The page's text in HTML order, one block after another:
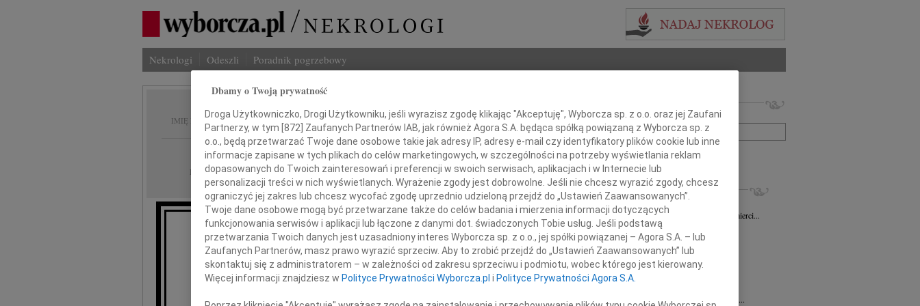
Nekrologi Odeszli Poradnik pogrzebowy
IMIĘ I NAZWISKO: Alicja Bisztyga
REGION: Łódź
DATA EMISJI: 11.10.2010
Z ogromnym smutkiem i zaskoczeniem
przyjęliśmy wiadomość o niespodziewanej śmierci
naszej Koleżanki
Imię i nazwisko lub numer ogłoszenia:
+ szukanie zaawansowane
INNE NEKROLOGI
Tadeusz Gapiński 03.08.2026
Z dużym żalem przyjęliśmy wiadomość o śmierci...
31.07.2026Łódź
Wyrazy głębokiego współczucia dla...
29.07.2026
Łódź
Wyrazy współczucia Pani Janinie...
27.07.2026
Pani Joannie Nowińskiej wyrazy głębokiego...
Dbamy o Twoją prywatność
Droga Użytkowniczko, Drogi Użytkowniku, jeśli wyrazisz zgodę klikając "Akceptuję", Wyborcza sp. z o.o. oraz jej Zaufani
Partnerzy, w tym [872] Zaufanych Partnerów IAB, jak również Agora S.A. będąca spółką powiązaną z Wyborcza sp. z
o.o., będą przetwarzać Twoje dane osobowe takie jak adresy IP, adresy e-mail czy identyfikatory plików cookie lub inne
informacje zapisane w tych plikach do celów marketingowych, w szczególności na potrzeby wyświetlania reklam
dopasowanych do Twoich zainteresowań i preferencji w swoich serwisach, aplikacjach i w Internecie lub
personalizacji treści w nich wyświetlanych. Wyrażenie zgody jest dobrowolne. Jeśli nie chcesz wyrazić zgody, chcesz
ograniczyć jej zakres lub chcesz wycofać zgodę uprzednio udzieloną przejdź do „Ustawień Zaawansowanych”.
Twoje dane osobowe mogą być przetwarzane także do celów badania i mierzenia informacji dotyczących
funkcjonowania serwisów i aplikacji lub łączone z danymi dot. świadczonych Tobie usług. Jeśli podstawą
przetwarzania Twoich danych jest uzasadniony interes Wyborcza sp. z o.o., jej spółki powiązanej – Agora S.A. – lub
Zaufanych Partnerów, masz prawo wyrazić sprzeciw. Aby to zrobić przejdź do „Ustawień Zaawansowanych” lub
skontaktuj się z administratorem – w zależności od zakresu sprzeciwu i podmiotu, wobec którego jest kierowany.
Więcej informacji znajdziesz w Polityce Prywatności Wyborcza.pl i Polityce Prywatności Agora S.A.